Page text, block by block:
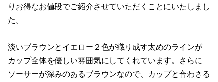
りお得なお値段でご紹介させていただくことにいたしまし
た。
淡いブラウンとイエロー２色が織り成す太めのラインが
カップ全体を優しい雰囲気にしてくれています。さらに
ソーサーが深みのあるブラウンなので、カップと合わさる